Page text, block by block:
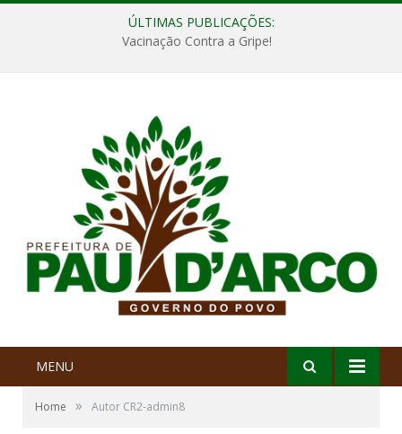
ÚLTIMAS PUBLICAÇÕES:
Vacinação Contra a Gripe!
MENU
Home » Autor CR2-admin8